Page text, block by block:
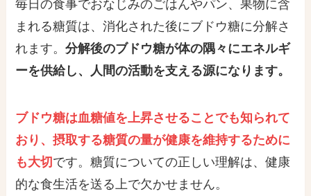
毎日の食事でおなじみのごはんやパン、果物に含
まれる糖質は、消化された後にブドウ糖に分解さ
れます。分解後のブドウ糖が体の隅々にエネルギ
ーを供給し、人間の活動を支える源になります。
ブドウ糖は血糖値を上昇させることでも知られて
おり、摂取する糖質の量が健康を維持するために
も大切です。糖質についての正しい理解は、健康
的な食生活を送る上で欠かせません。